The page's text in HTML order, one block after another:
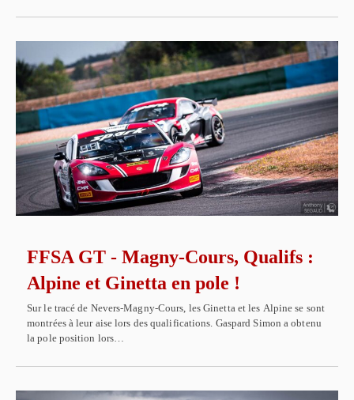
FFSA GT - Magny-Cours, Qualifs :
Alpine et Ginetta en pole !
Sur le tracé de Nevers-Magny-Cours, les Ginetta et les Alpine se sont
montrées à leur aise lors des qualifications. Gaspard Simon a obtenu
la pole position lors…